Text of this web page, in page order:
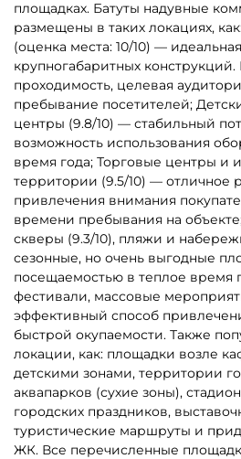
площадках. Батуты надувные
размещены в таких локациях,
(оценка места: 10/10) —
крупногабаритных конструкций.
проходимость, целевая
пребывание посетителей;
центры (9.8/10) — стабильный
возможность использования
время года; Торговые центры и
территории (9.5/10) — отличное
привлечения внимания
времени пребывания на
скверы (9.3/10), пляжи и
сезонные, но очень выгодные
посещаемостью в теплое время
фестивали, массовые
эффективный способ
быстрой окупаемости. Также
локации, как: площадки возле
детскими зонами, территории
аквапарков (сухие зоны),
городских праздников,
туристические маршруты и
ЖК. Все перечисленные